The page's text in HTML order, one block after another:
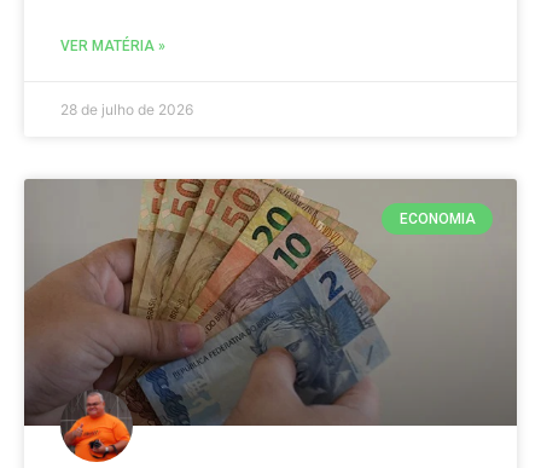
VER MATÉRIA »
28 de julho de 2026
ECONOMIA